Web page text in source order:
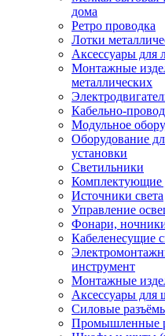
дома
Ретро проводка
Лотки
Аксессуары для
Монтажные
металлических
Кабельно-
Модульное
Оборудование
установки
Светильники
Комплектующие
Источники света
Управление
Фонари,
Кабеленесущие
инструмент
Монтажные
Аксессуары для
Силовые
Промышленные